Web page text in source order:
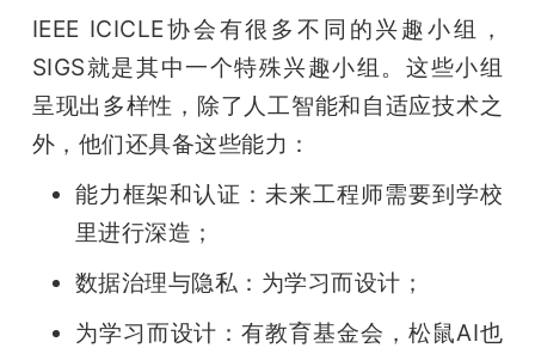
IEEE ICICLE协会有很多不同的兴趣小组，
SIGS就是其中一个特殊兴趣小组。这些小组
呈现出多样性，除了人工智能和自适应技术之
外，他们还具备这些能力：
能力框架和认证：未来工程师需要到学校
里进行深造；
数据治理与隐私：为学习而设计；
为学习而设计：有教育基金会，松鼠AI也